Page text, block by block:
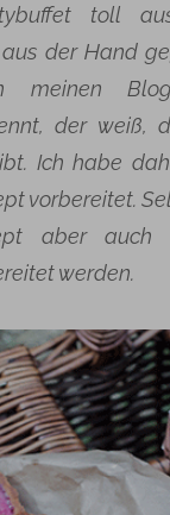
toll
der Hand
meinen
der weiß,
Ich habe
vorbereitet.
aber auch
werden.